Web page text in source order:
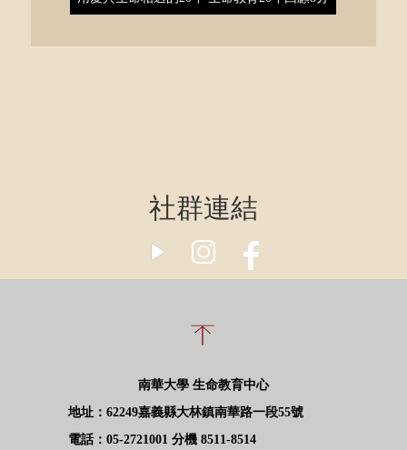
社群連結
南華大學 生命教育中心
地址：62249嘉義縣大林鎮南華路一段55號
電話：05-2721001 分機 8511-8514